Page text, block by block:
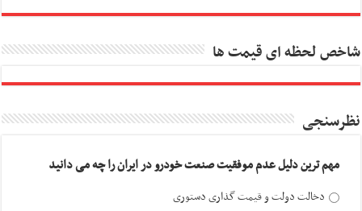
شاخص لحظه ای قیمت ها
نظرسنجی
مهم ترین دلیل عدم موفقیت صنعت خودرو در ایران را چه می دانید
دخالت دولت و قیمت گذاری دستوری